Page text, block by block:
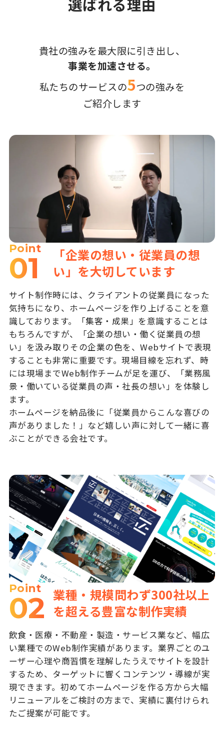
選ばれる理由
貴社の強みを最大限に引き出し、
事業を加速させる。
私たちのサービスの5つの強みを
ご紹介します
Point
01
「企業の想い・従業員の想
い」を大切しています
サイト制作時には、クライアントの従業員になった
気持ちになり、ホームページを作り上げることを意
識しております。「集客・成果」を意識することは
もちろんですが、「企業の想い・働く従業員の想
い」を汲み取りその企業の色を、Webサイトで表現
することも非常に重要です。現場目線を忘れず、時
には現場までWeb制作チームが足を運び、「業務風
景・働いている従業員の声・社長の想い」を体験し
ます。
ホームページを納品後に「従業員からこんな喜びの
声がありました！」など嬉しい声に対して一緒に喜
ぶことができる会社です。
Point
02 業種・規模問わず300社以上
を超える豊富な制作実績
飲食・医療・不動産・製造・サービス業など、幅広
い業種でのWeb制作実績があります。業界ごとのユ
ーザー心理や商習慣を理解したうえでサイトを設計
するため、ターゲットに響くコンテンツ・導線が実
現できます。初めてホームページを作る方から大幅
リニューアルをご検討の方まで、実績に裏付けられ
たご提案が可能です。